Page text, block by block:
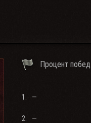
Процент побед
1. —
2. —